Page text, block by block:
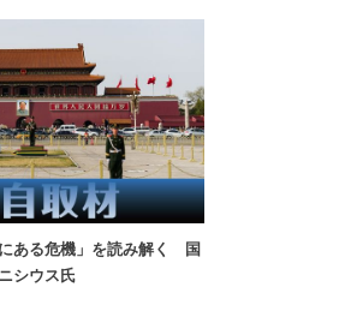
にある危機」を読み解く 国
シウス氏